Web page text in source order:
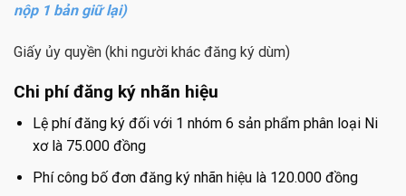
nộp 1 bản giữ lại)
Giấy ủy quyền (khi người khác đăng ký dùm)
Chi phí đăng ký nhãn hiệu
Lệ phí đăng ký đối với 1 nhóm 6 sản phẩm phân loại Ni
xơ là 75.000 đồng
Phí công bố đơn đăng ký nhãn hiệu là 120.000 đồng